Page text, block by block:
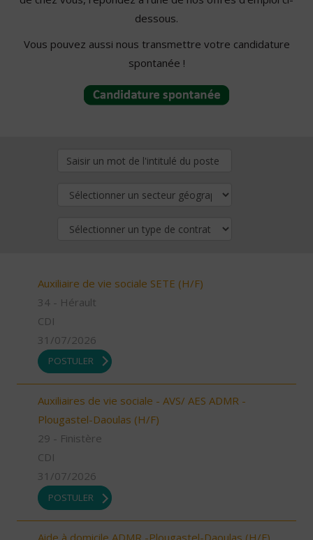
dessous.
Vous pouvez aussi nous transmettre votre candidature
spontanée !
Auxiliaire de vie sociale SETE (H/F)
34 - Hérault
CDI
31/07/2026
POSTULER
Auxiliaires de vie sociale - AVS/ AES ADMR -
Plougastel-Daoulas (H/F)
29 - Finistère
CDI
31/07/2026
POSTULER
Aide à domicile ADMR -Plougastel-Daoulas (H/F)